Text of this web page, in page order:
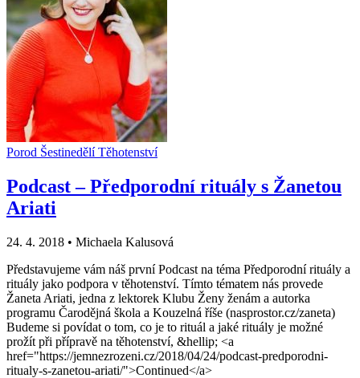
Porod ŠestinedělíTěhotenství
Podcast – Předporodní rituály s Žanetou
Ariati
24. 4. 2018 • Michaela Kalusová
Představujeme vám náš první Podcast na téma Předporodní rituály a
rituály jako podpora v těhotenství. Tímto tématem nás provede
Žaneta Ariati, jedna z lektorek Klubu Ženy ženám a autorka
programu Čarodějná škola a Kouzelná říše (nasprostor.cz/zaneta)
Budeme si povídat o tom, co je to rituál a jaké rituály je možné
prožít při přípravě na těhotenství, &hellip; <a
href="https://jemnezrozeni.cz/2018/04/24/podcast-predporodni-
ritualy-s-zanetou-ariati/">Continued</a>